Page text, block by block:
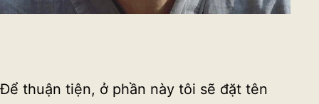
Để thuận tiện, ở phần này tôi sẽ đặt tên